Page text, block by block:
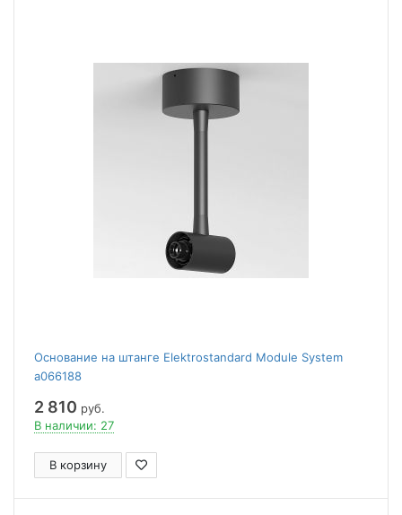
Основание на штанге Elektrostandard Module System
a066188
2 810 руб.
В наличии: 27
В корзину